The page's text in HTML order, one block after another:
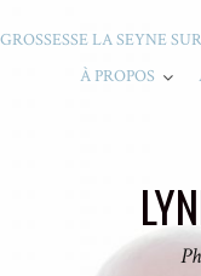
GROSSESSE LA SEYNE
À PROPOS